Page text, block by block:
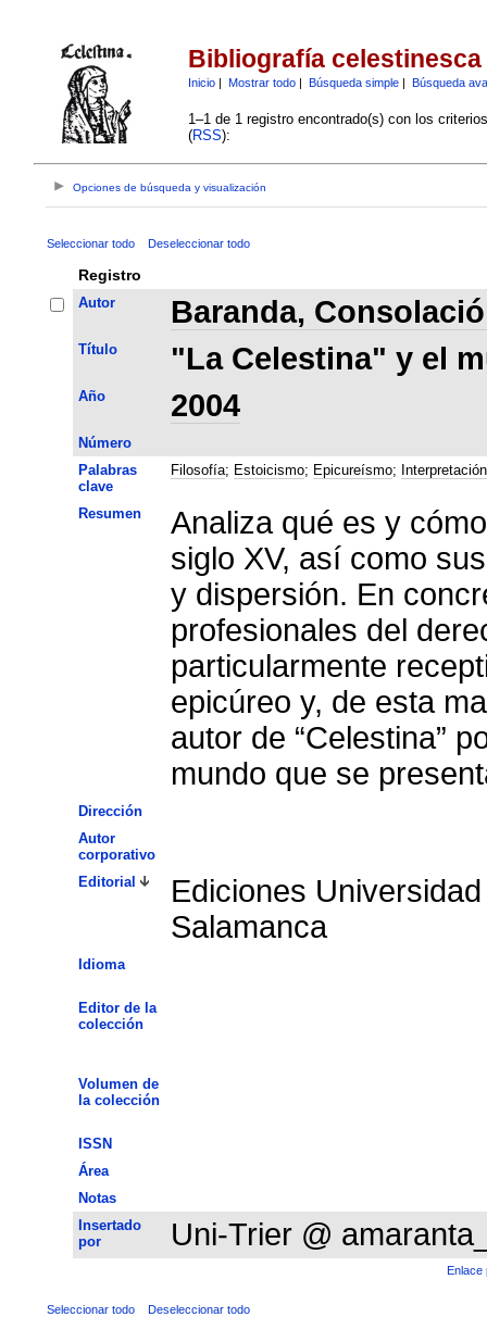
Bibliografía celestinesca
Inicio| Mostrar todo| Búsqueda simple| Búsqueda
1–1 de 1 registro encontrado(s) con los
(RSS):
Opciones de búsqueda y visualización
Seleccionar todo Deseleccionar todo
Registro
Autor Baranda,
Título "La Celestina" y el
Año 2004
Número
Palabras
clave
Filosofía; Estoicismo; Epicureísmo; Interpretación
Resumen
Analiza qué es y
siglo XV, así como
y dispersión. En
profesionales del
particularmente
epicúreo y, de esta
autor de “Celestina”
mundo que se
Dirección
Autor
corporativo
Editorial
Ediciones
Salamanca
Idioma
Editor de la
colección
Volumen de
la colección
ISSN
Área
Notas
Insertado
por
Uni-Trier @
Enlace
Seleccionar todo Deseleccionar todo